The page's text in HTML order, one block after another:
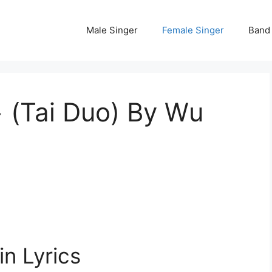
Male Singer Female Singer
Duo) By Wu
Lyrics